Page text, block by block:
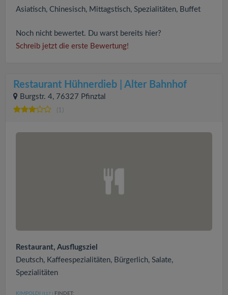
Asiatisch, Chinesisch, Mittagstisch, Spezialitäten, Buffet
Noch nicht bewertet. Du warst bereits hier?
Schreib jetzt die erste Bewertung!
Restaurant Hühnerdieb | Alter Bahnhof
Burgstr. 4, 76327 Pfinztal
(1)
Restaurant, Ausflugsziel
Deutsch, Kaffeespezialitäten, Bürgerlich, Salate,
Spezialitäten
KIMPOLDI (117 ) FINDET: